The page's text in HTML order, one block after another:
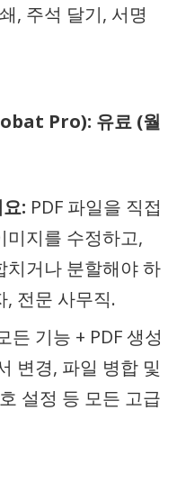
, 주석 달기, 서명
Pro): 유료 (월
: PDF 파일을 직접
미지를 수정하고,
치거나 분할해야 하
, 전문 사무직.
든 기능 + PDF 생성
변경, 파일 병합 및
설정 등 모든 고급